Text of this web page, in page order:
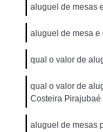
Aluguel de
Aluguel de
para Eventos de
aluguel de mesas
aluguel de mesa e
qual o valor de
qual o valor de
Costeira Pirajubaé
aluguel de mesas